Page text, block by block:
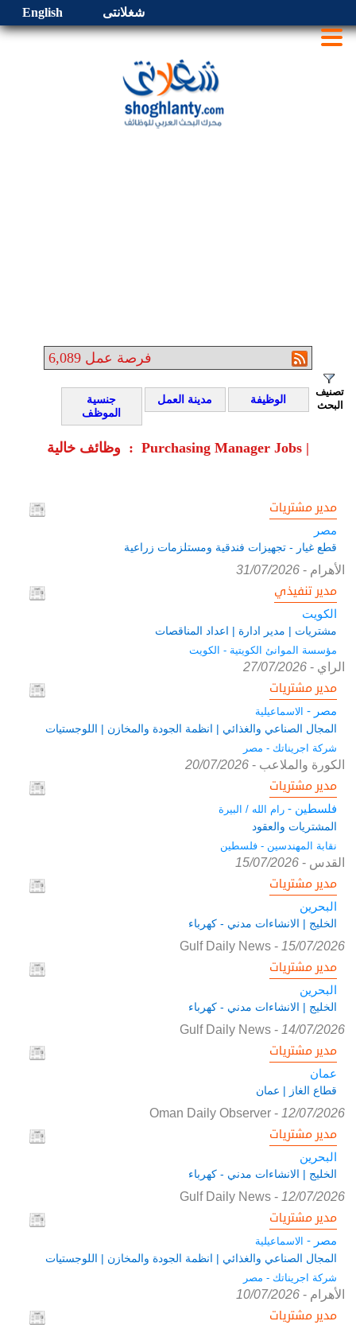
شغلانتى English
6,089 فرصة عمل
تصنيف
البحث
الوظيفة مدينة العمل
جنسية
الموظف
وظائف خالية : Purchasing Manager Jobs |
مدير مشتريات
مصر
قطع غيار - تجهيزات فندقية ومستلزمات زراعية
الأهرام -
31/07/2026
مدير تنفيذي
الكويت
مشتريات | مدير ادارة | اعداد المناقصات
مؤسسة الموانئ الكويتية - الكويت
الراي -
27/07/2026
مدير مشتريات
مصر - الاسماعيلية
المجال الصناعي والغذائي | انظمة الجودة والمخازن | اللوجستيات
شركة اجريناتك - مصر
الكورة والملاعب -
20/07/2026
مدير مشتريات
فلسطين -رام الله / البيرة
المشتريات والعقود
نقابة المهندسين - فلسطين
القدس -
15/07/2026
مدير مشتريات
البحرين
الخليج | الانشاءات مدني - كهرباء
Gulf Daily News- 15/07/2026
مدير مشتريات
البحرين
الخليج | الانشاءات مدني - كهرباء
Gulf Daily News- 14/07/2026
مدير مشتريات
عمان
قطاع الغاز | عمان
Oman Daily Observer- 12/07/2026
مدير مشتريات
البحرين
الخليج | الانشاءات مدني - كهرباء
Gulf Daily News- 12/07/2026
مدير مشتريات
مصر - الاسماعيلية
المجال الصناعي والغذائي | انظمة الجودة والمخازن | اللوجستيات
شركة اجريناتك - مصر
الأهرام -
10/07/2026
مدير مشتريات